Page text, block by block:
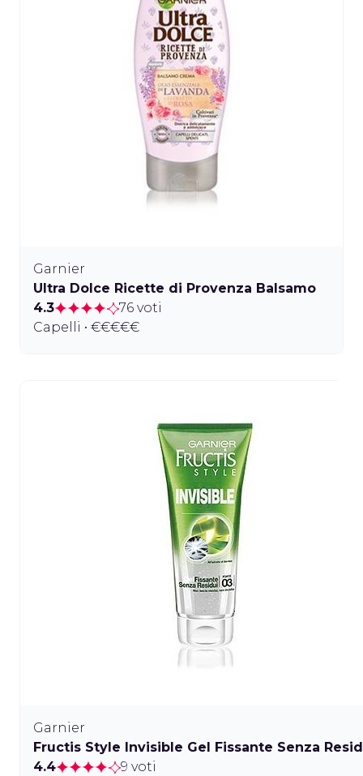
Garnier
Ultra Dolce Ricette di Provenza Balsamo
4.3
76 voti
Capelli • €€€€€
Garnier
Fructis Style Invisible Gel Fissante Senza
4.4
9 voti